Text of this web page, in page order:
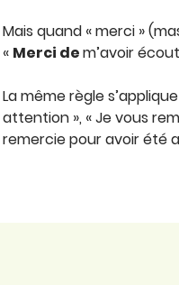
Mais quand « merci »
« Merci dem’avoir
La même règle
attention », « Je vous
remercie pour avoir été